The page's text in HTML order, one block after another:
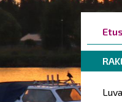
You
are
are
here: